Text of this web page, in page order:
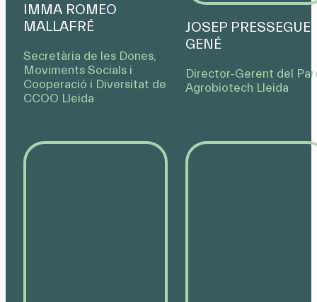
IMMA ROMEO
MALLAFRÉ
Secretària de les Dones,
Moviments Socials i
Cooperació i Diversitat de
CCOO Lleida
JOSEP
GENÉ
Director-Gerent del
Agrobiotech Lleida